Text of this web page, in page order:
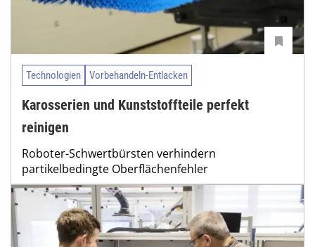
Technologien Vorbehandeln-Entlacken
Karosserien und Kunststoffteile perfekt
reinigen
Roboter-Schwertbürsten verhindern
partikelbedingte Oberflächenfehler